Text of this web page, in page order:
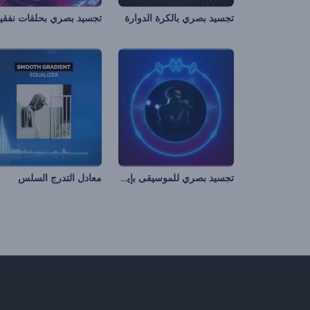
تجسيد بصري بالكرة الدوارة
تجسيد بصري للموسيقى بإيقاعات رقيقة معادل التدرج السلس